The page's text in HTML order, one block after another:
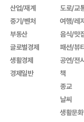
산업/재계
중기/벤처
부동산
글로벌경제
생활경제
경제일반
도로/교
여행/레
음식/맛
패션/뷰
공연/전
책
종교
날씨
생활문